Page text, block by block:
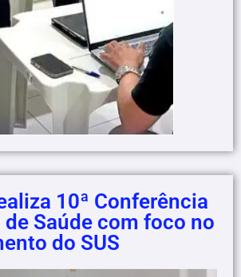
10ª Conferência
Saúde com foco no
do SUS